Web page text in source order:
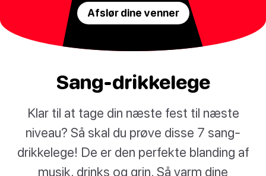
Afslør dine venner
Sang-drikkelege
Klar til at tage din næste fest til næste
niveau? Så skal du prøve disse 7 sang-
drikkelege! De er den perfekte blanding af
musik, drinks og grin. Så varm dine